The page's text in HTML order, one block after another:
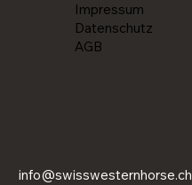
info@swisswesternhorse.ch
Impressum
Datenschutz
AGB